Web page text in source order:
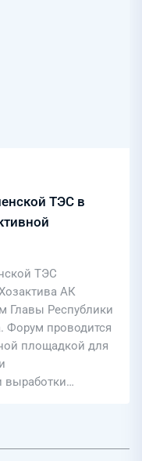
ТЭС в
ТЭС
АК
Главы Республики
Форум проводится
площадкой для